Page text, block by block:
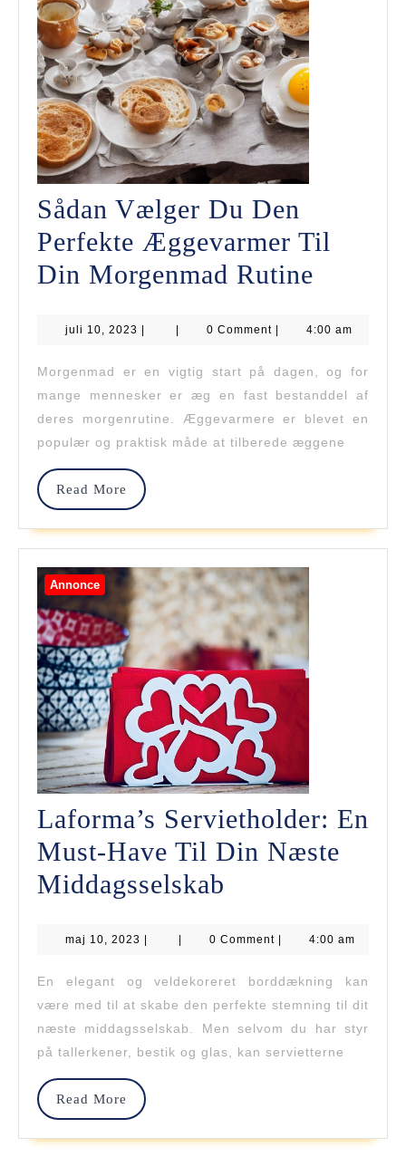
Sådan Vælger Du Den
Perfekte Æggevarmer Til
Din Morgenmad Rutine
Du
Den
juli 10, 2023 juli
0 Comment 4:00 am
Morgenmad er en vigtig start på dagen, og for
mange mennesker er æg en fast bestanddel af
deres morgenrutine. Æggevarmere er blevet en
populær og praktisk måde at tilberede æggene
Read More
Read
Annonce
Laforma’s Servietholder: En
Must-Have Til Din Næste
Middagsselskab
En
Must-
Have
Til
maj 10, 2023 maj
| | 0 Comment | 4:00 am
En elegant og veldekoreret borddækning kan
være med til at skabe den perfekte stemning til dit
næste middagsselskab. Men selvom du har styr
på tallerkener, bestik og glas, kan servietterne
Read More
Read